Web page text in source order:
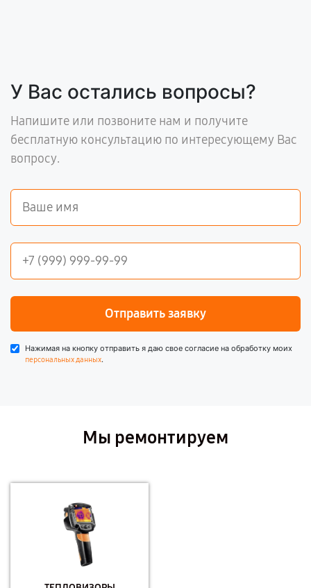
У Вас остались вопросы?
Напишите или позвоните нам и получите
бесплатную консультацию по интересующему Вас
вопросу.
Отправить заявку
Нажимая на кнопку отправить я даю свое согласие на обработку моих
персональных данных.
Мы ремонтируем